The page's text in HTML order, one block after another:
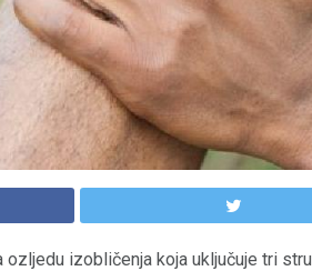
izobličenja koja uključuje tri